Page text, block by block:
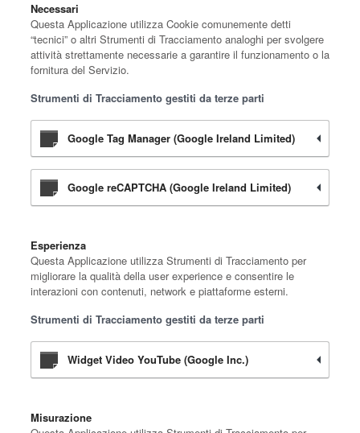
Necessari
Questa Applicazione utilizza Cookie comunemente detti
“tecnici” o altri Strumenti di Tracciamento analoghi per svolgere
attività strettamente necessarie a garantire il funzionamento o la
fornitura del Servizio.
Strumenti di Tracciamento gestiti da terze parti
Google Tag Manager (Google Ireland Limited)
Google reCAPTCHA (Google Ireland Limited)
Esperienza
Questa Applicazione utilizza Strumenti di Tracciamento per
migliorare la qualità della user experience e consentire le
interazioni con contenuti, network e piattaforme esterni.
Strumenti di Tracciamento gestiti da terze parti
Widget Video YouTube (Google Inc.)
Misurazione